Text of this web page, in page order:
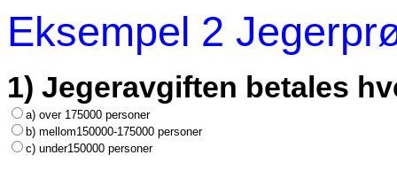
Eksempel 2
1) Jegeravgiften betales
a) over 175000 personer
b) mellom150000-175000 personer
c) under150000 personer